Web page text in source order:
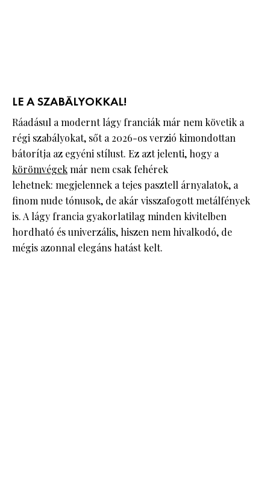
LE A SZABÁLYOKKAL!
Ráadásul a modernt lágy franciák már nem követik a
régi szabályokat, sőt a 2026-os verzió kimondottan
bátorítja az egyéni stílust. Ez azt jelenti, hogy a
körömvégekmár nem csak fehérek
lehetnek: megjelennek a tejes pasztell árnyalatok, a
finom nude tónusok, de akár visszafogott metálfények
is. A lágy francia gyakorlatilag minden kivitelben
hordható és univerzális, hiszen nem hivalkodó, de
mégis azonnal elegáns hatást kelt.